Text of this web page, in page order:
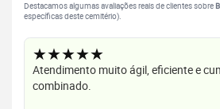
Destacamos algumas avaliações reais de clientes sobre
específicas deste cemitério).
★★★★★
Atendimento muito ágil, eficiente e
combinado.